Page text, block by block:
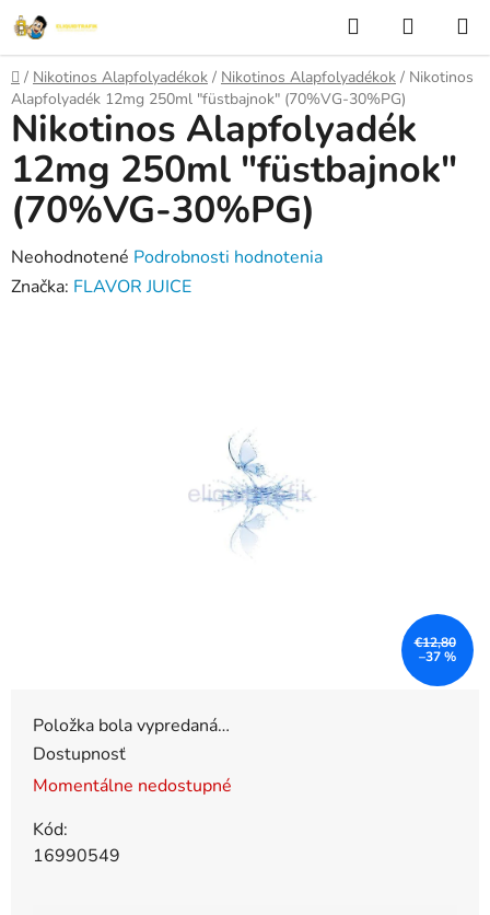
Prejsť
na
obsah
Hľadať
KOŠÍK
Domov
/ Nikotinos Alapfolyadékok / Nikotinos Alapfolyadékok / Nikotinos
Alapfolyadék 12mg 250ml "füstbajnok" (70%VG-30%PG)
Položka bola vypredaná…
Dostupnosť
Momentálne nedostupné
Kód:
16990549
Nikotinos Alapfolyadék
12mg 250ml "füstbajnok"
(70%VG-30%PG)
Priemerné
hodnotenie
Neohodnotené Podrobnosti hodnotenia
Značka: FLAVOR JUICE
€12,80
–37 %